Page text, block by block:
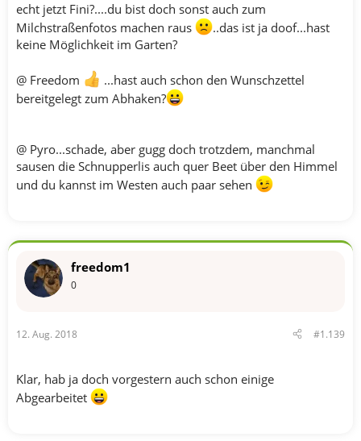
echt jetzt Fini?....du bist doch sonst auch zum
Milchstraßenfotos machen raus
..das ist ja doof...hast
keine Möglichkeit im Garten?
@ Freedom
...hast auch schon den Wunschzettel
bereitgelegt zum Abhaken?
@ Pyro...schade, aber gugg doch trotzdem, manchmal
sausen die Schnupperlis auch quer Beet über den Himmel
und du kannst im Westen auch paar sehen
freedom1
0
12. Aug. 2018 #1.139
Klar, hab ja doch vorgestern auch schon einige
Abgearbeitet